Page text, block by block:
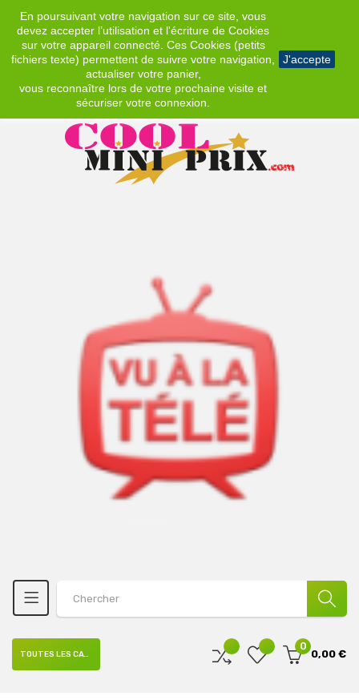
En poursuivant votre navigation sur ce site, vous
devez accepter l’utilisation et l'écriture de Cookies
sur votre appareil connecté. Ces Cookies (petits
fichiers texte) permettent de suivre votre navigation,
actualiser votre panier,
vous reconnaître lors de votre prochaine visite et
sécuriser votre connexion.
J'accepte
EUR
0
0,00 €
TOUTES LES CATÉGORIES